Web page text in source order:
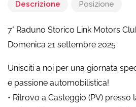
Descrizione Posizione
7° Raduno Storico Link Motors
Domenica 21 settembre 2025
Unisciti a noi per una giornata
e passione automobilistica!
• Ritrovo a Casteggio (PV) presso